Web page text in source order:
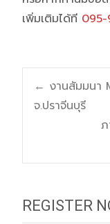
เพิ่มเติมได้ที
Post
← งานสัมมนา
จ.ปราจีนบุรี
REGISTER